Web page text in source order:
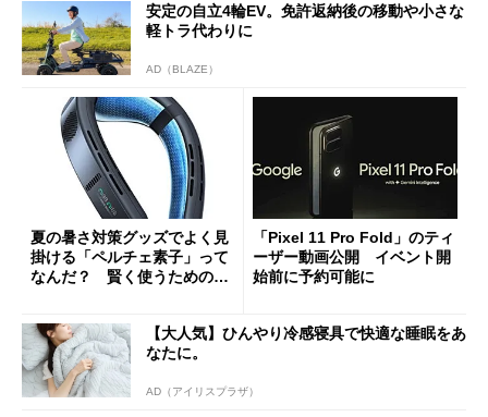
安定の自立4輪EV。免許返納後の移動や小さな
軽トラ代わりに
AD（BLAZE）
夏の暑さ対策グッズでよく見
掛ける「ペルチェ素子」って
なんだ？ 賢く使うための注
「Pixel 11 Pro Fold」のティ
ーザー動画公開 イベント開
始前に予約可能に
【大人気】ひんやり冷感寝具で快適な睡眠をあ
なたに。
AD（アイリスプラザ）